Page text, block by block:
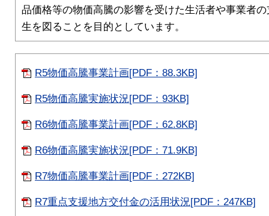
品価格等の物価高騰の影響を受けた生活者や事業者
生を図ることを目的としています。
R5物価高騰事業計画[PDF：88.3KB]
R5物価高騰実施状況[PDF：93KB]
R6物価高騰事業計画[PDF：62.8KB]
R6物価高騰実施状況[PDF：71.9KB]
R7物価高騰事業計画[PDF：272KB]
R7重点支援地方交付金の活用状況[PDF：247KB]